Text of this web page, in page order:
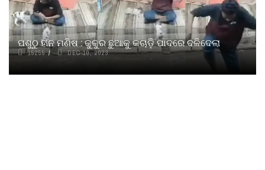
ପଶୁଠୁ ହୀନ ମଣିଷ : କୁକୁର ଛୁଆକୁ କଚାଡ଼ି ପାଦରେ ଦଳିଦେଲା
15255 DEC 10, 2023